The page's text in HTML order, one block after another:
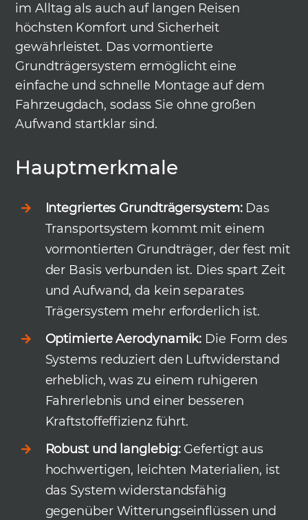
im Alltag als auch auf langen Reisen
höchsten Komfort und Sicherheit
gewährleistet. Das vormontierte
Grundträgersystem ermöglicht eine
einfache und schnelle Montage auf dem
Fahrzeugdach, sodass Sie ohne großen
Aufwand startklar sind.
Hauptmerkmale
Integriertes Grundträgersystem:Das
Transportsystem kommt mit einem
vormontierten Grundträger, der fest mit
der Basis verbunden ist. Dies spart Zeit
und Aufwand, da kein separates
Trägersystem mehr erforderlich ist.
Optimierte Aerodynamik: Die Form des
Systems reduziert den Luftwiderstand
erheblich, was zu einem ruhigeren
Fahrerlebnis und einer besseren
Kraftstoffeffizienz führt.
Robust und langlebig:Gefertigt aus
hochwertigen, leichten Materialien, ist
das System widerstandsfähig
gegenüber Witterungseinflüssen und